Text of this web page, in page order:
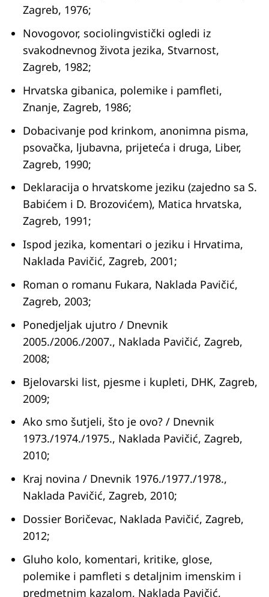
Zagreb, 1976;
Novogovor, sociolingvistički ogledi iz
svakodnevnog života jezika, Stvarnost,
Zagreb, 1982;
Hrvatska gibanica, polemike i pamfleti,
Znanje, Zagreb, 1986;
Dobacivanje pod krinkom, anonimna pisma,
psovačka, ljubavna, prijeteća i druga, Liber,
Zagreb, 1990;
Deklaracija o hrvatskome jeziku (zajedno sa S.
Babićem i D. Brozovićem), Matica hrvatska,
Zagreb, 1991;
Ispod jezika, komentari o jeziku i Hrvatima,
Naklada Pavičić, Zagreb, 2001;
Roman o romanu Fukara, Naklada Pavičić,
Zagreb, 2003;
Ponedjeljak ujutro / Dnevnik
2005./2006./2007., Naklada Pavičić, Zagreb,
2008;
Bjelovarski list, pjesme i kupleti, DHK, Zagreb,
2009;
Ako smo šutjeli, što je ovo? / Dnevnik
1973./1974./1975., Naklada Pavičić, Zagreb,
2010;
Kraj novina / Dnevnik 1976./1977./1978.,
Naklada Pavičić, Zagreb, 2010;
Dossier Boričevac, Naklada Pavičić, Zagreb,
2012;
Gluho kolo, komentari, kritike, glose,
polemike i pamfleti s detaljnim imenskim i
predmetnim kazalom, Naklada Pavičić,